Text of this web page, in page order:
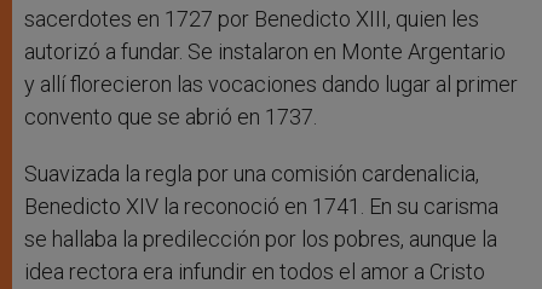
sacerdotes en 1727 por Benedicto XIII, quien les
autorizó a fundar. Se instalaron en Monte Argentario
y allí florecieron las vocaciones dando lugar al primer
convento que se abrió en 1737.
Suavizada la regla por una comisión cardenalicia,
Benedicto XIV la reconoció en 1741. En su carisma
se hallaba la predilección por los pobres, aunque la
idea rectora era infundir en todos el amor a Cristo